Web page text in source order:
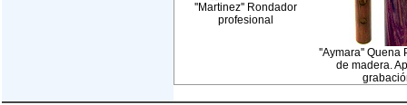
''Martinez'' Rondador
profesional
''Aymara'' Quena
de madera.